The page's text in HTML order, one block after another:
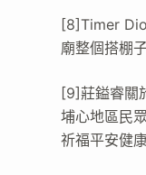
[8]Timer
廟整個搭棚
[9]莊鎰睿關
埔心地區民
祈福平安健